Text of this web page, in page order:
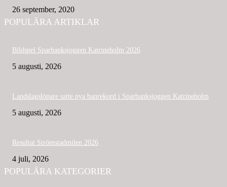
26 september, 2020
POPULÄRA ARTIKLAR
Bildspel Sparbanksjoggen Katrineholm 2026
5 augusti, 2026
Landslagslöpare satte nya banrekord i Sparbanksjoggen Katrineholm
5 augusti, 2026
Resultat Strömstadmilen 2026
4 juli, 2026
POPULÄRA KATEGORIER